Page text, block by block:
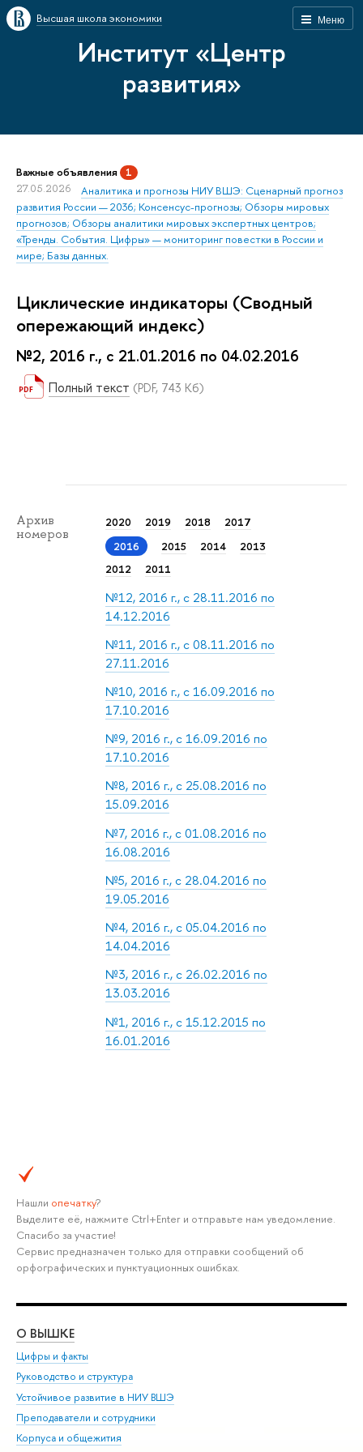
Меню
Высшая школа экономики
Институт «Центр
развития»
Важные объявления 1
27.05.2026
Аналитика и прогнозы НИУ ВШЭ: Сценарный прогноз
развития России — 2036; Консенсус-прогнозы; Обзоры мировых
прогнозов; Обзоры аналитики мировых экспертных центров;
«Тренды. События. Цифры» — мониторинг повестки в России и
мире; Базы данных.
Циклические индикаторы (Сводный
опережающий индекс)
№2, 2016 г., с 21.01.2016 по 04.02.2016
Полный текст (PDF, 743 Кб)
Архив
номеров
2020 2019 2018
2017
2016
2015 2014
2013
2012
2011
№12, 2016 г., с 28.11.2016 по
14.12.2016
№11, 2016 г., с 08.11.2016 по
27.11.2016
№10, 2016 г., с 16.09.2016 по
17.10.2016
№9, 2016 г., с 16.09.2016 по
17.10.2016
№8, 2016 г., с 25.08.2016 по
15.09.2016
№7, 2016 г., с 01.08.2016 по
16.08.2016
№5, 2016 г., с 28.04.2016 по
19.05.2016
№4, 2016 г., с 05.04.2016 по
14.04.2016
№3, 2016 г., с 26.02.2016 по
13.03.2016
№1, 2016 г., с 15.12.2015 по
16.01.2016
Нашли опечатку?
Выделите её, нажмите Ctrl+Enter и отправьте нам уведомление.
Спасибо за участие!
Сервис предназначен только для отправки сообщений об
орфографических и пунктуационных ошибках.
О ВЫШКЕ
Цифры и факты
Руководство и структура
Устойчивое развитие в НИУ ВШЭ
Преподаватели и сотрудники
Корпуса и общежития